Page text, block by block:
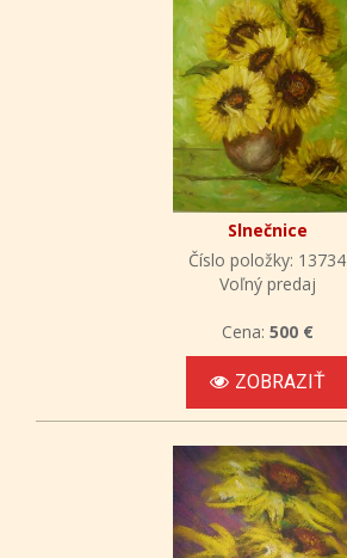
Slnečnice
Číslo položky: 13734
Voľný predaj
Cena: 500 €
ZOBRAZIŤ